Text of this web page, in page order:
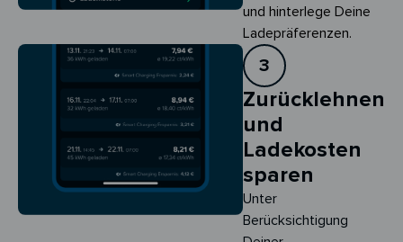
und hinterlege Deine
Ladepräferenzen.
3
Zurücklehnen
und
Ladekosten
sparen
Unter
Berücksichtigung